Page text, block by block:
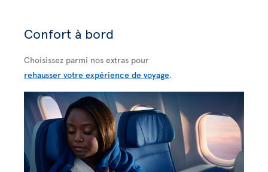
Confort à bord
Choisissez parmi nos extras pour
rehausser votre expérience de voyage.